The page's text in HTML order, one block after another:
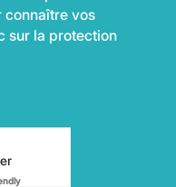
connaître vos
sur la protection
Captcha ⇗